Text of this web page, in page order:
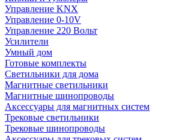
Управление KNX
Управление 0-10V
Управление 220 Вольт
Усилители
Умный дом
Готовые комплекты
Светильники для дома
Магнитные светильники
Магнитные шинопроводы
Аксессуары для магнитных систем
Трековые светильники
Трековые шинопроводы